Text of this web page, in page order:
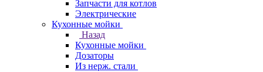
Запчасти для котлов
Электрические
Кухонные мойки
Назад
Кухонные мойки
Дозаторы
Из нерж. стали